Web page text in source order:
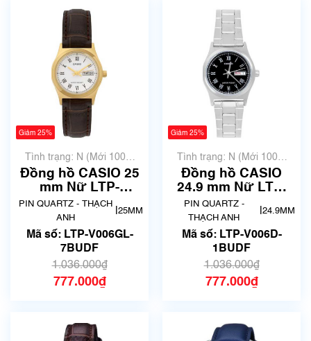
Giảm 25%
Tình trạng: N (Mới 100%
chưa qua sử dụng)
Đồng hồ CASIO 25
mm Nữ LTP-
V006GL-7BUDF
PIN QUARTZ - THẠCH
ANH
25MM
Mã số: LTP-V006GL-
7BUDF
1.036.000₫
777.000₫
Giảm 25%
Tình trạng: N (Mới 100%
chưa qua sử dụng)
Đồng hồ CASIO
24.9 mm Nữ LTP-
V006D-1BUDF
PIN QUARTZ -
THẠCH ANH
24.9MM
Mã số: LTP-V006D-
1BUDF
1.036.000₫
777.000₫